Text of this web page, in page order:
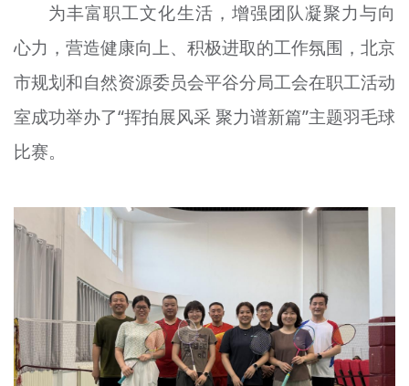
榜样人物
+
身边好人
文明评论
北京宣传文化引导基金
宣传思想文化人才
专题
资料库
为丰富职工文化生活，增强团队凝聚力与向
心力，营造健康向上、积极进取的工作氛围，北京
市规划和自然资源委员会平谷分局工会在职工活动
室成功举办了“挥拍展风采 聚力谱新篇”主题羽毛球
比赛。